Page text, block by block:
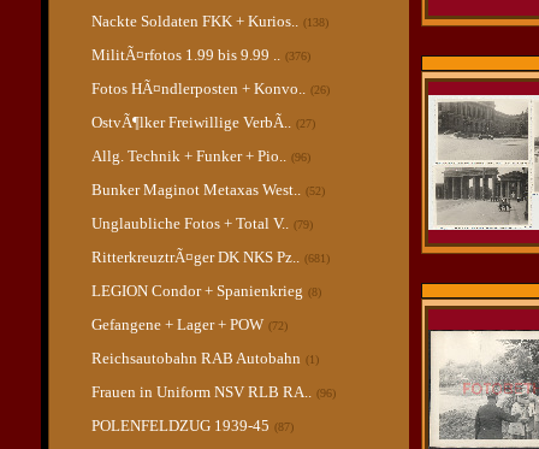
Nackte Soldaten FKK + Kurios.. (138)
MilitÃ¤rfotos 1.99 bis 9.99 .. (376)
Fotos HÃ¤ndlerposten + Konvo.. (26)
OstvÃ¶lker Freiwillige VerbÃ.. (27)
Allg. Technik + Funker + Pio.. (96)
Bunker Maginot Metaxas West.. (52)
Unglaubliche Fotos + Total V.. (79)
RitterkreuztrÃ¤ger DK NKS Pz.. (681)
LEGION Condor + Spanienkrieg (8)
Gefangene + Lager + POW (72)
Reichsautobahn RAB Autobahn (1)
Frauen in Uniform NSV RLB RA.. (96)
POLENFELDZUG 1939-45 (87)